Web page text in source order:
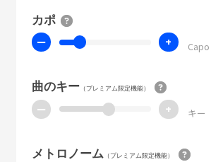
カポ
ー + Capo
曲のキー（プレミアム限定機能）
ー + キー
メトロノーム （プレミアム限定機能）